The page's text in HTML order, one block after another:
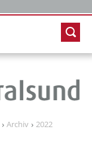
Archiv
2022